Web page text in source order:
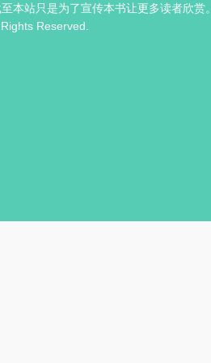
本站只是为了宣传本书让更多读者欣赏。
Reserved.